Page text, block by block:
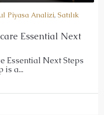
Piyasa Analizi,Satılık
Essential Next
Essential Next Steps
is a...